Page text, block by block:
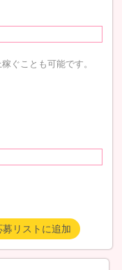
ぐことも可能です。
募リストに追加